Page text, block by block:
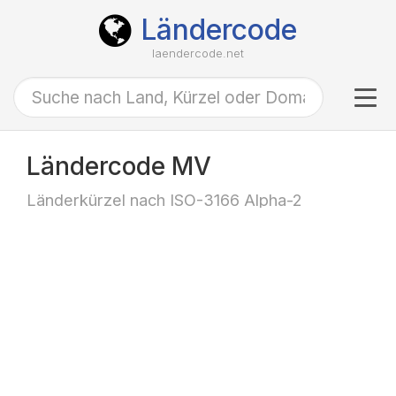
Ländercode
laendercode.net
Ländercode MV
Länderkürzel nach ISO-3166 Alpha-2